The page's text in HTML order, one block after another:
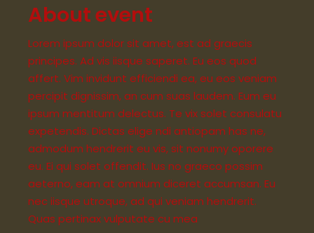
About event
Lorem ipsum dolor sit amet, est ad graecis
principes. Ad vis iisque saperet. Eu eos quod
affert. Vim invidunt efficiendi ea, eu eos veniam
percipit dignissim, an cum suas laudem. Eum eu
ipsum mentitum delectus. Te vix solet consulatu
expetendis. Dictas elige ndi antiopam has ne,
admodum hendrerit eu vis, sit nonumy oporere
eu. Ei qui solet offendit. Ius no graeco possim
aeterno, eam at omnium diceret accumsan. Eu
nec iisque utroque, ad qui veniam hendrerit.
Quas pertinax vulputate cu mea